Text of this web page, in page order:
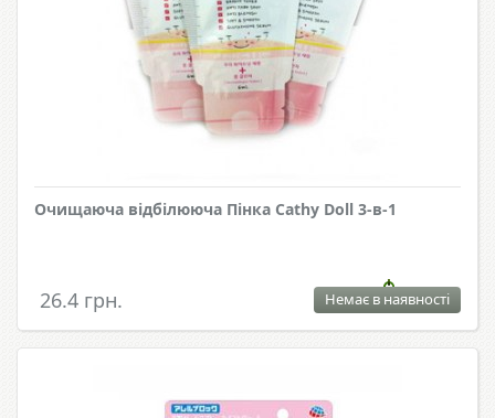
Очищаюча відбілююча Пінка Cathy Doll 3-в-1
26.4 грн. Немає в наявності